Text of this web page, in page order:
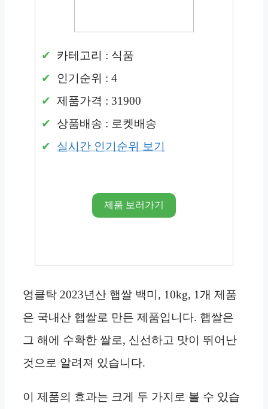
카테고리 : 식품
인기순위 : 4
제품가격 : 31900
상품배송 : 로켓배송
실시간 인기순위 보기
제품 보러가기
엉클탁 2023년산 햅쌀 백미, 10kg, 1개 제품
은 국내산 햅쌀로 만든 제품입니다. 햅쌀은
그 해에 수확한 쌀로, 신선하고 맛이 뛰어난
것으로 알려져 있습니다.
이 제품의 효과는 크게 두 가지로 볼 수 있습